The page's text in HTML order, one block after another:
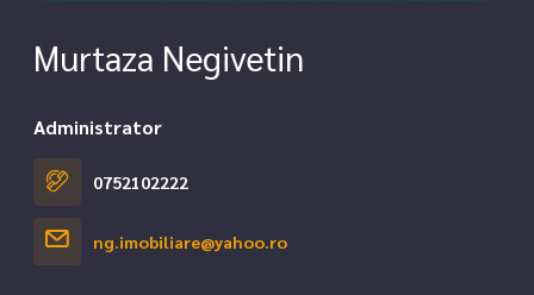
Murtaza Negivetin
Administrator
0752102222
ng.imobiliare@yahoo.ro